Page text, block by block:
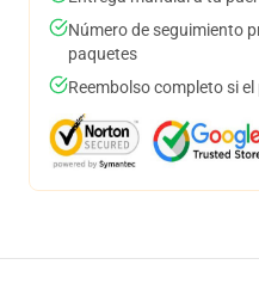
Número de seguimiento
paquetes
Reembolso completo si